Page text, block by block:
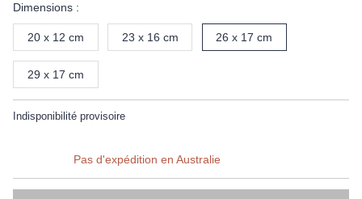
Dimensions :
20 x 12 cm 23 x 16 cm 26 x 17 cm
29 x 17 cm
Indisponibilité provisoire
Pas d'expédition en Australie